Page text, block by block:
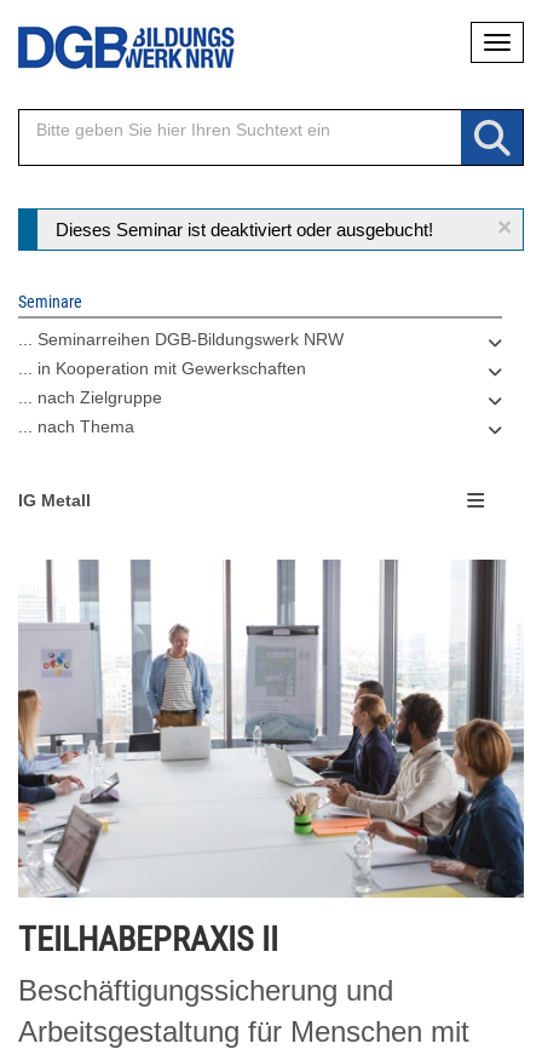
Direkt
Inhalt
×
Statusmeldung
Dieses Seminar ist deaktiviert oder ausgebucht!
Seminare
... Seminarreihen DGB-Bildungswerk NRW
... in Kooperation mit Gewerkschaften
... nach Zielgruppe
... nach Thema
IG Metall
TEILHABEPRAXIS II
Beschäftigungssicherung und
Arbeitsgestaltung für Menschen mit